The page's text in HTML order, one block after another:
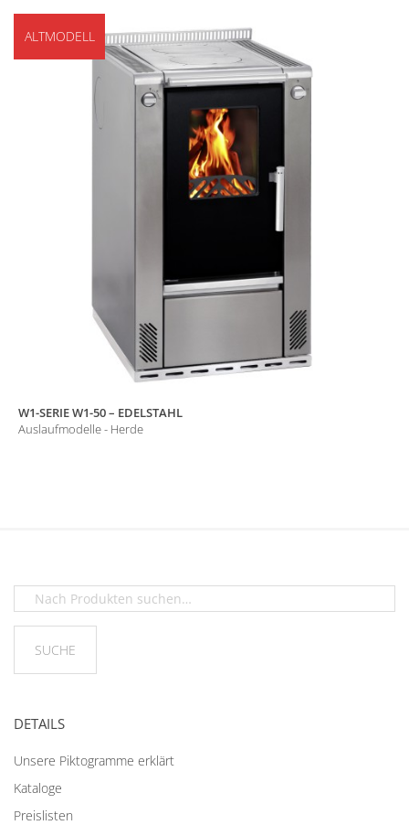
ALTMODELL
W1-SERIE W1-50 – EDELSTAHL
Auslaufmodelle - Herde
DETAILS
Unsere Piktogramme erklärt
Kataloge
Preislisten